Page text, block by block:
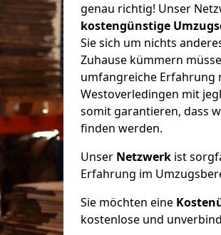
genau richtig! Unser
kostengünstige
Sie sich um nichts
Zuhause kümmern
umfangreiche Erfahrung
Westoverledingen mit
somit garantieren, dass
finden werden.
Unser Netzwerk ist
Erfahrung im
Sie möchten eine
kostenlose und